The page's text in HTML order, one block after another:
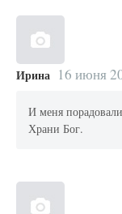
Ирина 16 июня
И меня
Храни Бог.